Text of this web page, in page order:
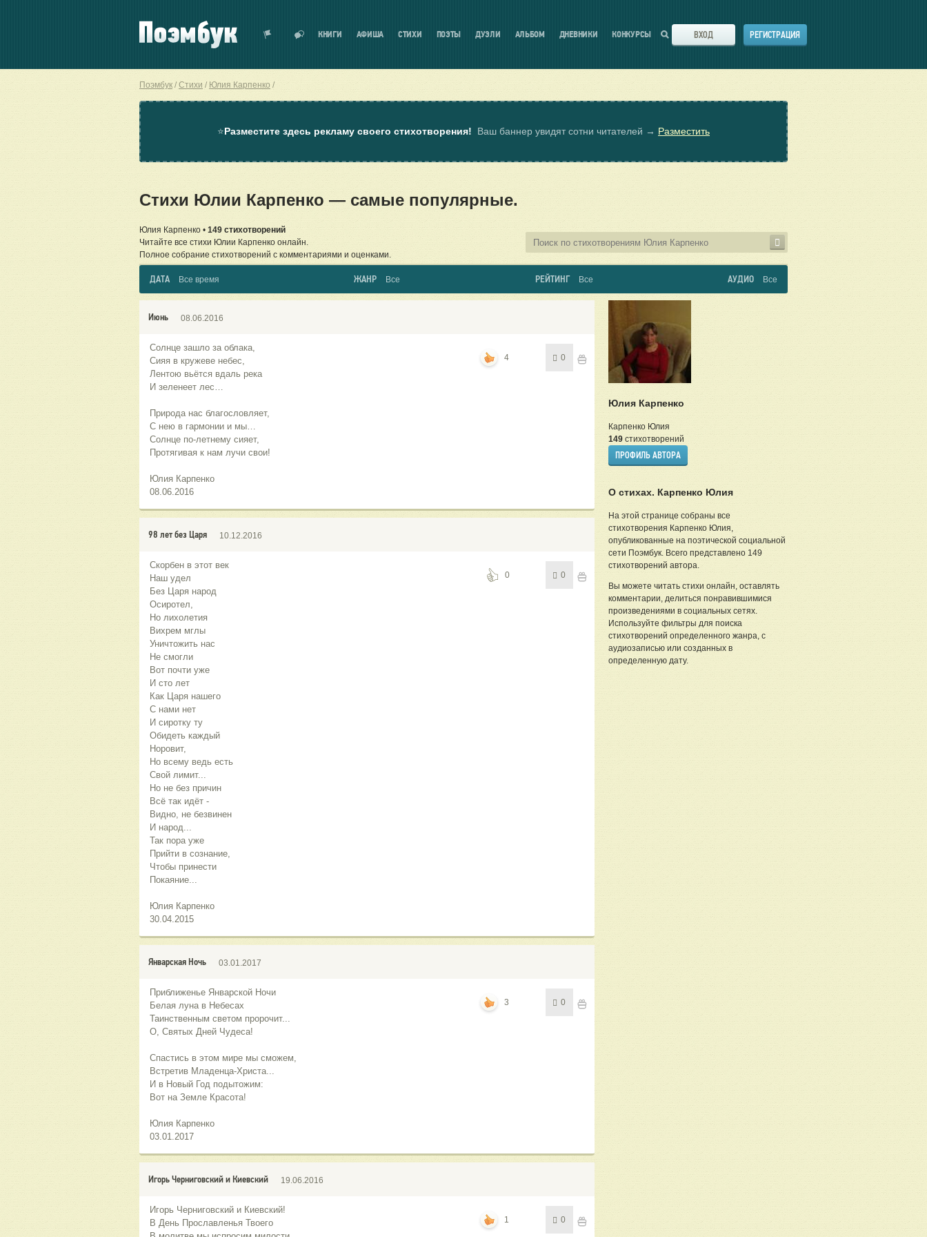
КНИГИ АФИША СТИХИ ПОЭТЫ ДУЭЛИ АЛЬБОМ ДНЕВНИКИ КОНКУРСЫ ВХОД РЕГИСТРАЦИЯ
Поэмбук Стихи Юлия Карпенко
⭐Разместите здесь рекламу своего стихотворения! Ваш баннер увидят сотни читателей → Разместить
Стихи Юлии Карпенко — самые популярные.
Юлия Карпенко • 149 стихотворений
Читайте все стихи Юлии Карпенко онлайн.
Полное собрание стихотворений с комментариями и оценками.
ДАТА Все время ЖАНР Все РЕЙТИНГ Все АУДИО Все
Июнь 08.06.2016
Солнце зашло за облака,
Сияя в кружеве небес,
Лентою вьётся вдаль река
И зеленеет лес…
Природа нас благословляет,
С нею в гармонии и мы…
Солнце по-летнему сияет,
Протягивая к нам лучи свои!
Юлия Карпенко
08.06.2016
4 0
98 лет без Царя 10.12.2016
Скорбен в этот век
Наш удел
Без Царя народ
Осиротел,
Но лихолетия
Вихрем мглы
Уничтожить нас
Не смогли
Вот почти уже
И сто лет
Как Царя нашего
С нами нет
И сиротку ту
Обидеть каждый
Норовит,
Но всему ведь есть
Свой лимит...
Но не без причин
Всё так идёт -
Видно, не безвинен
И народ...
Так пора уже
Прийти в сознание,
Чтобы принести
Покаяние...
Юлия Карпенко
30.04.2015
0 0
Январская Ночь 03.01.2017
Приближенье Январской Ночи
Белая луна в Небесах
Таинственным светом пророчит...
О, Святых Дней Чудеса!
Спастись в этом мире мы сможем,
Встретив Младенца-Христа...
И в Новый Год подытожим:
Вот на Земле Красота!
Юлия Карпенко
03.01.2017
3 0
Игорь Черниговский и Киевский 19.06.2016
Игорь Черниговский и Киевский!
В День Прославленья Твоего
1 0
Юлия Карпенко
Карпенко Юлия
149стихотворений
ПРОФИЛЬ АВТОРА
О стихах. Карпенко Юлия
На этой странице собраны все
стихотворения Карпенко Юлия,
опубликованные на поэтической социальной
сети Поэмбук. Всего представлено 149
стихотворений автора.
Вы можете читать стихи онлайн, оставлять
комментарии, делиться понравившимися
произведениями в социальных сетях.
Используйте фильтры для поиска
стихотворений определенного жанра, с
аудиозаписью или созданных в
определенную дату.